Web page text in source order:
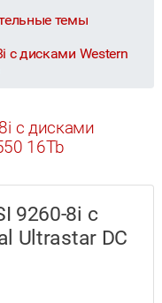
темы
с дисками Western
с дисками
16Tb
9260-8i с
Ultrastar DC